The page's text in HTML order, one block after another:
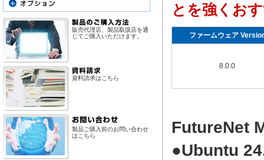
とを強くお
ファームウェア
8.0.0
FutureNet
●Ubuntu
販売代理店、製品取扱店を通
じてご購入いただけます。
資料請求はこちら
製品ご購入前のお問い合わせ
はこちら